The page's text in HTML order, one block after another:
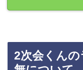
2次会くん